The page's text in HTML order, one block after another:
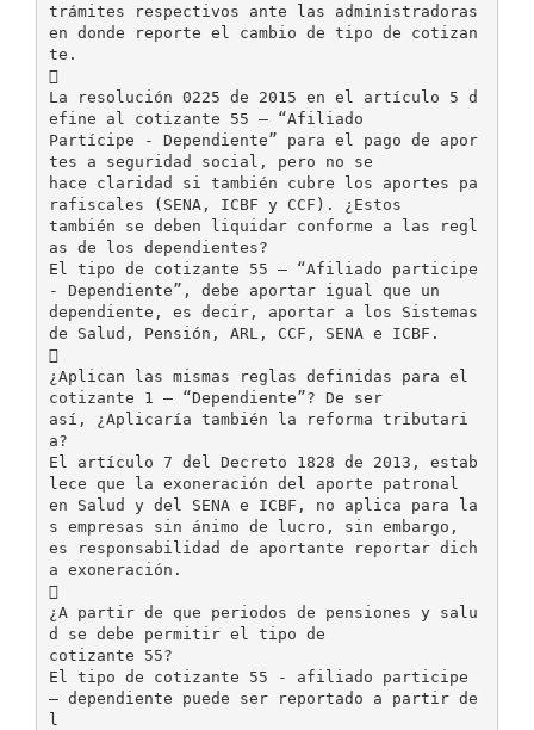
trámites respectivos ante las administradoras
en donde reporte el cambio de tipo de cotizan
te.

La resolución 0225 de 2015 en el artículo 5 d
efine al cotizante 55 – “Afiliado
Partícipe - Dependiente” para el pago de apor
tes a seguridad social, pero no se
hace claridad si también cubre los aportes pa
rafiscales (SENA, ICBF y CCF). ¿Estos
también se deben liquidar conforme a las regl
as de los dependientes?
El tipo de cotizante 55 – “Afiliado participe
- Dependiente”, debe aportar igual que un
dependiente, es decir, aportar a los Sistemas
de Salud, Pensión, ARL, CCF, SENA e ICBF.

¿Aplican las mismas reglas definidas para el
cotizante 1 – “Dependiente”? De ser
así, ¿Aplicaría también la reforma tributari
a?
El artículo 7 del Decreto 1828 de 2013, estab
lece que la exoneración del aporte patronal
en Salud y del SENA e ICBF, no aplica para la
s empresas sin ánimo de lucro, sin embargo,
es responsabilidad de aportante reportar dich
a exoneración.

¿A partir de que periodos de pensiones y salu
d se debe permitir el tipo de
cotizante 55?
El tipo de cotizante 55 - afiliado participe
– dependiente puede ser reportado a partir de
l